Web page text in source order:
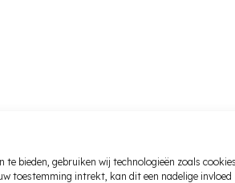
te bieden, gebruiken wij technologieën zoals
toestemming intrekt, kan dit een nadelige invloed